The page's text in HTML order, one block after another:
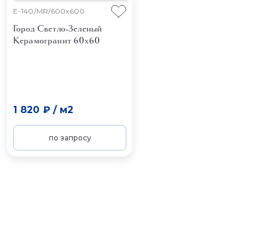
E-140/MR/600x600
Город Светло-Зеленый
Керамогранит 60x60
1 820 ₽/ м2
по запросу